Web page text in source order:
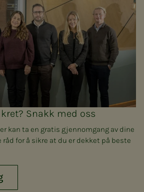
Snakk med oss
kan ta en gratis gjennomgang av dine
råd for å sikre at du er dekket på beste